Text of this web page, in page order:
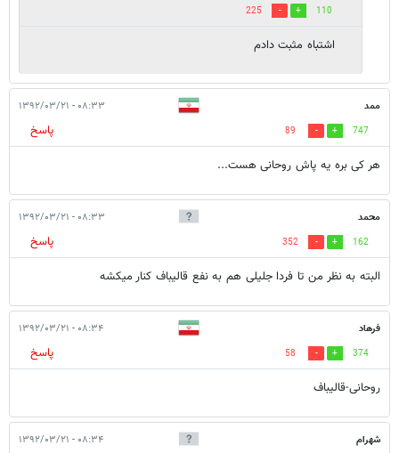
110
225
اشتباه مثبت دادم
ممد ۰۸:۳۳ - ۱۳۹۲/۰۳/۲۱
747
89
پاسخ
هر کی بره یه پاش روحانی هست...
محمد ۰۸:۳۳ - ۱۳۹۲/۰۳/۲۱
162
352
پاسخ
البته به نظر من تا فردا جلیلی هم به نفع قالیباف کنار میکشه
فرهاد ۰۸:۳۴ - ۱۳۹۲/۰۳/۲۱
374
58
پاسخ
روحانی-قالیباف
شهرام ۰۸:۳۴ - ۱۳۹۲/۰۳/۲۱